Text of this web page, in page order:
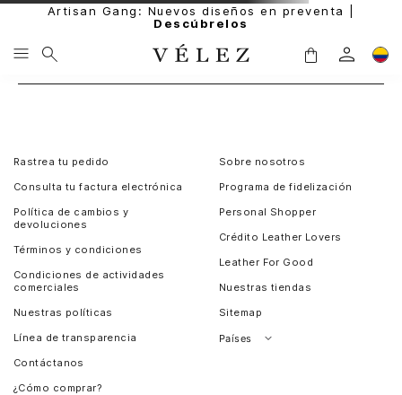
Artisan Gang: Nuevos diseños en preventa |
Descúbrelos
Rastrea tu pedido
Consulta tu factura electrónica
Política de cambios y
devoluciones
Términos y condiciones
Condiciones de actividades
comerciales
Nuestras políticas
Línea de transparencia
Contáctanos
¿Cómo comprar?
Sobre nosotros
Programa de fidelización
Personal Shopper
Crédito Leather Lovers
Leather For Good
Nuestras tiendas
Sitemap
Países